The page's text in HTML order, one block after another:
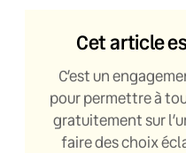
Cet article
C’est un
pour permettre à
gratuitement sur
faire des choix